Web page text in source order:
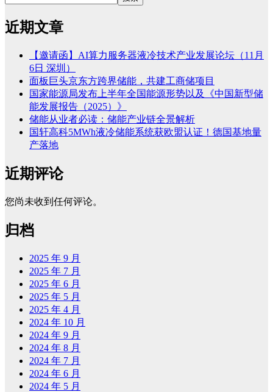
近期文章
【邀请函】AI算力服务器液冷技术产业发展论坛（11月
6日 深圳）
面板巨头京东方跨界储能，共建工商储项目
国家能源局发布上半年全国能源形势以及《中国新型储
能发展报告（2025）》
储能从业者必读：储能产业链全景解析
国轩高科5MWh液冷储能系统获欧盟认证！德国基地量
产落地
近期评论
您尚未收到任何评论。
归档
2025 年 9 月
2025 年 7 月
2025 年 6 月
2025 年 5 月
2025 年 4 月
2024 年 10 月
2024 年 9 月
2024 年 8 月
2024 年 7 月
2024 年 6 月
2024 年 5 月